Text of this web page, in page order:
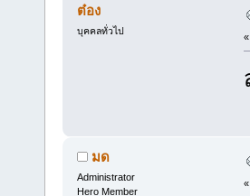
ต๋อง
บุคคลทั่วไป
«
มด
Administrator
Hero Member
«